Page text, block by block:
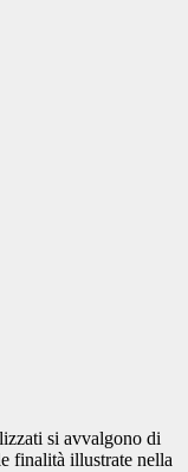
si avvalgono di
finalità illustrate nella